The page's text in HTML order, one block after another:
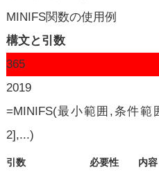
MINIFS関数の使用例
構文と引数
365
2019
=MINIFS(最小範囲,条件
2],...)
引数 必要性
内容